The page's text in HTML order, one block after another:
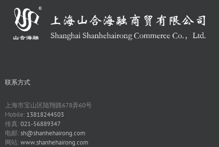
联系方式
上海市宝山区陆翔路678弄60号
Mobile: 13818244503
传真:021-56889347
电邮:sh@shanhehairong.com
网站:www.shanhehairong.com